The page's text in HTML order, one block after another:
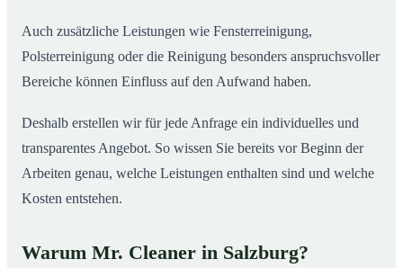
Auch zusätzliche Leistungen wie Fensterreinigung,
Polsterreinigung oder die Reinigung besonders anspruchsvoller
Bereiche können Einfluss auf den Aufwand haben.
Deshalb erstellen wir für jede Anfrage ein individuelles und
transparentes Angebot. So wissen Sie bereits vor Beginn der
Arbeiten genau, welche Leistungen enthalten sind und welche
Kosten entstehen.
Warum Mr. Cleaner in Salzburg?